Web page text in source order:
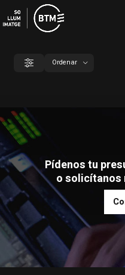
Filtrar Ordenar
Pídenos tu
o solicítanos